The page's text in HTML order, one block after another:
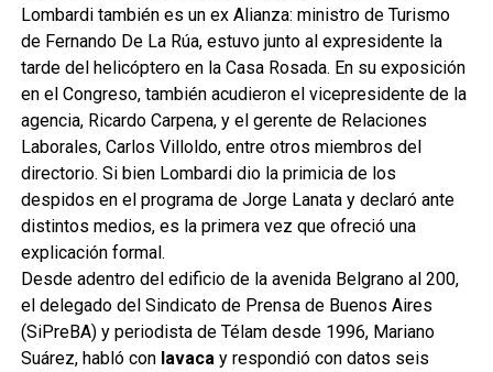
Lombardi también es un ex Alianza: ministro de Turismo
de Fernando De La Rúa, estuvo junto al expresidente la
tarde del helicóptero en la Casa Rosada. En su exposición
en el Congreso, también acudieron el vicepresidente de la
agencia, Ricardo Carpena, y el gerente de Relaciones
Laborales, Carlos Villoldo, entre otros miembros del
directorio. Si bien Lombardi dio la primicia de los
despidos en el programa de Jorge Lanata y declaró ante
distintos medios, es la primera vez que ofreció una
explicación formal.
Desde adentro del edificio de la avenida Belgrano al 200,
el delegado del Sindicato de Prensa de Buenos Aires
(SiPreBA) y periodista de Télam desde 1996, Mariano
Suárez, habló con lavacay respondió con datos seis